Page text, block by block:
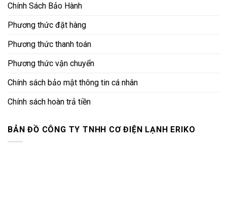
Chính Sách Bảo Hành
Phương thức đặt hàng
Phương thức thanh toán
Phương thức vận chuyển
Chính sách bảo mật thông tin cá nhân
Chính sách hoàn trả tiền
BẢN ĐỒ CÔNG TY TNHH CƠ ĐIỆN LẠNH ERIKO